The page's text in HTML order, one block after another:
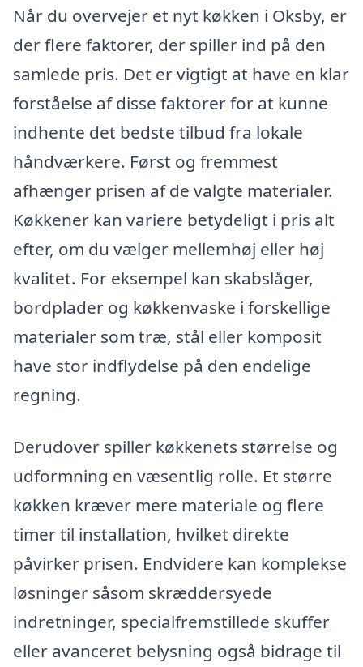
Når du overvejer et nyt køkken i Oksby, er
der flere faktorer, der spiller ind på den
samlede pris. Det er vigtigt at have en klar
forståelse af disse faktorer for at kunne
indhente det bedste tilbud fra lokale
håndværkere. Først og fremmest
afhænger prisen af de valgte materialer.
Køkkener kan variere betydeligt i pris alt
efter, om du vælger mellemhøj eller høj
kvalitet. For eksempel kan skabslåger,
bordplader og køkkenvaske i forskellige
materialer som træ, stål eller komposit
have stor indflydelse på den endelige
regning.
Derudover spiller køkkenets størrelse og
udformning en væsentlig rolle. Et større
køkken kræver mere materiale og flere
timer til installation, hvilket direkte
påvirker prisen. Endvidere kan komplekse
løsninger såsom skræddersyede
indretninger, specialfremstillede skuffer
eller avanceret belysning også bidrage til